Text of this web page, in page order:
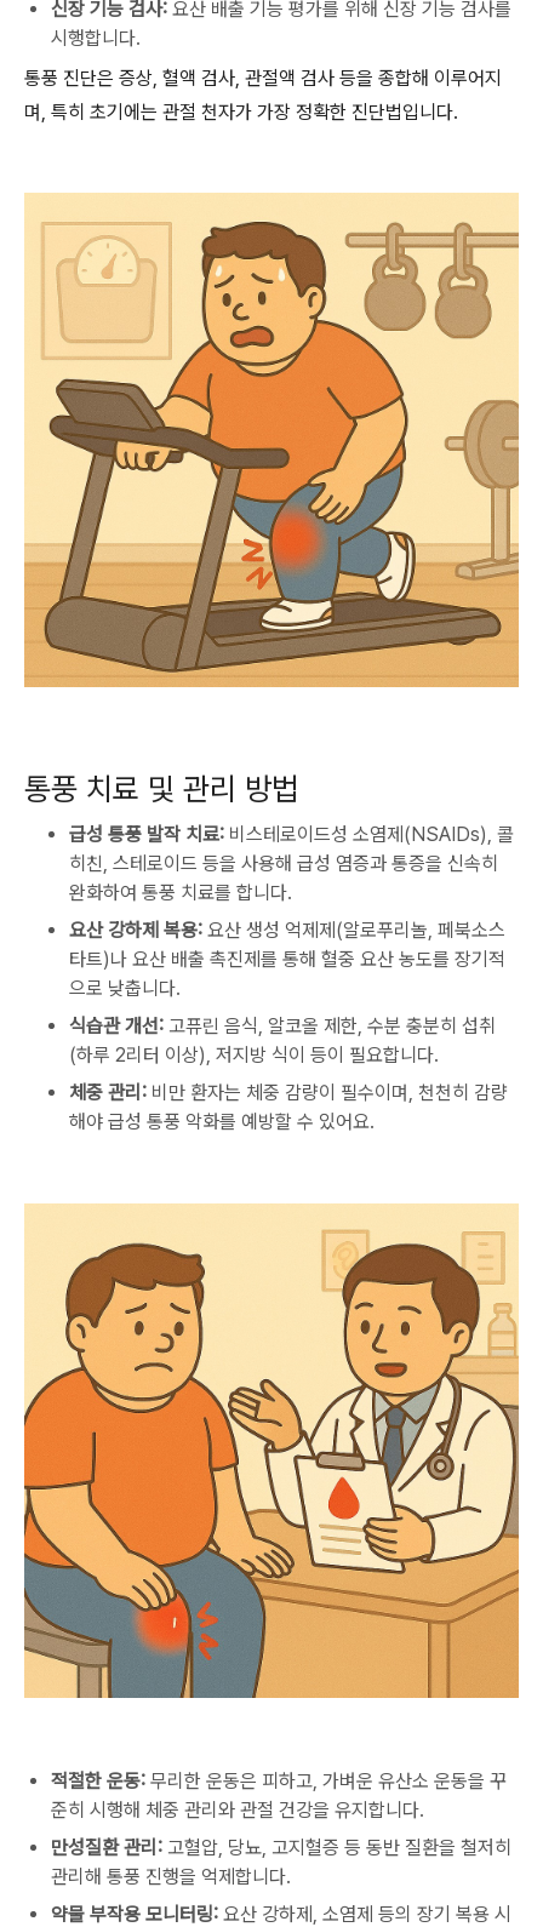
신장 기능 검사: 요산 배출 기능 평가를 위해 신장 기능 검사를
시행합니다.
통풍 진단은 증상, 혈액 검사, 관절액 검사 등을 종합해 이루어지
며, 특히 초기에는 관절 천자가 가장 정확한 진단법입니다.
통풍 치료 및 관리 방법
급성 통풍 발작 치료: 비스테로이드성 소염제(NSAIDs), 콜
히친, 스테로이드 등을 사용해 급성 염증과 통증을 신속히
완화하여 통풍 치료를 합니다.
요산 강하제 복용: 요산 생성 억제제(알로푸리놀, 페북소스
타트)나 요산 배출 촉진제를 통해 혈중 요산 농도를 장기적
으로 낮춥니다.
식습관 개선: 고퓨린 음식, 알코올 제한, 수분 충분히 섭취
(하루 2리터 이상), 저지방 식이 등이 필요합니다.
체중 관리: 비만 환자는 체중 감량이 필수이며, 천천히 감량
해야 급성 통풍 악화를 예방할 수 있어요.
적절한 운동: 무리한 운동은 피하고, 가벼운 유산소 운동을 꾸
준히 시행해 체중 관리와 관절 건강을 유지합니다.
만성질환 관리: 고혈압, 당뇨, 고지혈증 등 동반 질환을 철저히
관리해 통풍 진행을 억제합니다.
약물 부작용 모니터링: 요산 강하제, 소염제 등의 장기 복용 시